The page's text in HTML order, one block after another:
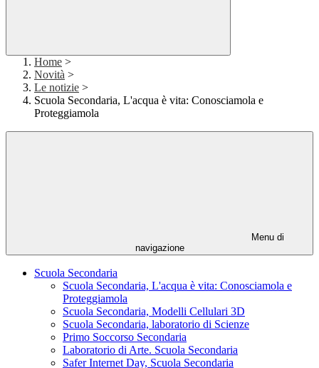
Home >
Novità >
Le notizie >
Scuola Secondaria, L'acqua è vita: Conosciamola e
Proteggiamola
Menu di
navigazione
Scuola Secondaria
Scuola Secondaria, L'acqua è vita: Conosciamola e
Proteggiamola
Scuola Secondaria, Modelli Cellulari 3D
Scuola Secondaria, laboratorio di Scienze
Primo Soccorso Secondaria
Laboratorio di Arte. Scuola Secondaria
Safer Internet Day, Scuola Secondaria